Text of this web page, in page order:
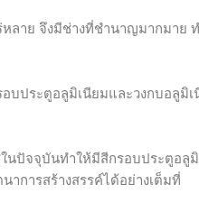
าย จึงมีช่างที่ชำนาญมากมาย
ประตูอลูมิเนียมและวงกบอลูมิเ
จจุบันทำให้มีสีกรอบประตูอลูมิ
าการสร้างสรรค์ได้อย่างเต็มที่